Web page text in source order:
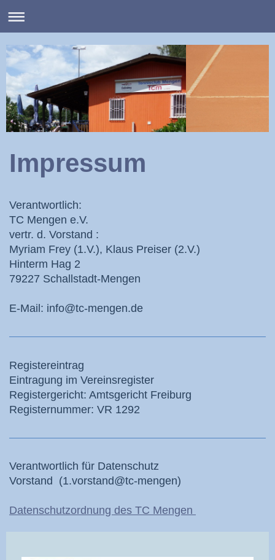
Impressum
Verantwortlich:
TC Mengen e.V.
vertr. d. Vorstand :
Myriam Frey (1.V.), Klaus Preiser (2.V.)
Hinterm Hag 2
79227 Schallstadt-Mengen
E-Mail: info@tc-mengen.de
Registereintrag
Eintragung im Vereinsregister
Registergericht: Amtsgericht Freiburg
Registernummer: VR 1292
Verantwortlich für Datenschutz
Vorstand (1.vorstand@tc-mengen)
Datenschutzordnung des TC Mengen